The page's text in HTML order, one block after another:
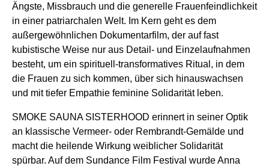
Ängste, Missbrauch und die generelle Frauenfeindlichkeit
in einer patriarchalen Welt. Im Kern geht es dem
außergewöhnlichen Dokumentarfilm, der auf fast
kubistische Weise nur aus Detail- und Einzelaufnahmen
besteht, um ein spirituell-transformatives Ritual, in dem
die Frauen zu sich kommen, über sich hinauswachsen
und mit tiefer Empathie feminine Solidarität leben.
SMOKE SAUNA SISTERHOOD erinnert in seiner Optik
an klassische Vermeer- oder Rembrandt-Gemälde und
macht die heilende Wirkung weiblicher Solidarität
spürbar. Auf dem Sundance Film Festival wurde Anna